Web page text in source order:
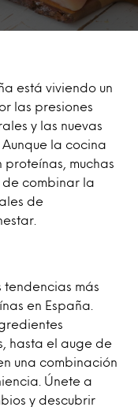
está viviendo un
las presiones
y las nuevas
la cocina
muchas
de combinar la
de
tendencias más
en España.
hasta el auge de
una combinación
Únete a
y descubrir